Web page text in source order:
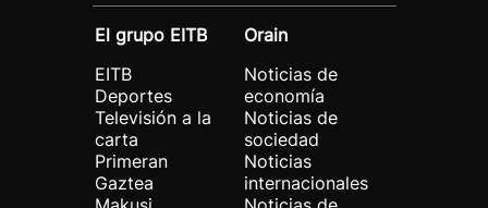
El grupo EITB
EITB
Deportes
Televisión a la
carta
Primeran
Gaztea
Orain
Noticias de
economía
Noticias de
sociedad
Noticias
internacionales